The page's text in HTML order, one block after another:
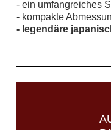
- ein umfangreiches
- kompakte
- legendäre